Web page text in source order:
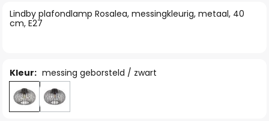
de
afbeeldingen-
Lindby plafondlamp Rosalea, messingkleurig, metaal, 40
cm, E27
Kleur: messing geborsteld / zwart